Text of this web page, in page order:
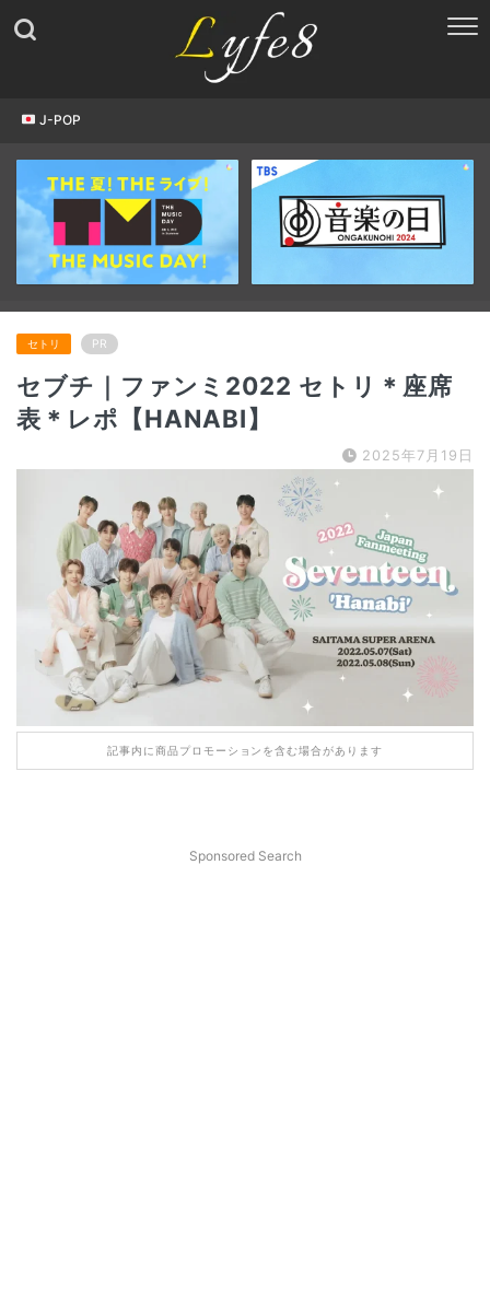
J-POP
セトリ PR
セブチ｜ファンミ2022 セトリ＊座席
表＊レポ【HANABI】
2025年7月19日
記事内に商品プロモーションを含む場合があります
Sponsored Search